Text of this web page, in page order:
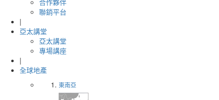
合作夥伴
聯銷平台
|
亞太講堂
亞太講堂
專場講座
|
全球地產
東南亞